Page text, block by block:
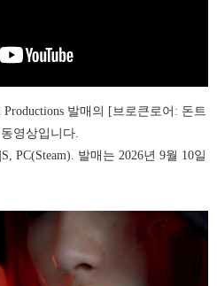
Productions 발매의 [브로큰로어: 돈트
영상입니다.
PC(Steam). 발매는 2026년 9월 10일